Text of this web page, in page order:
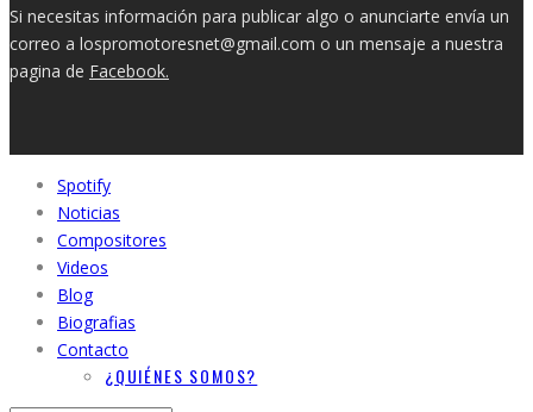
Si necesitas información para publicar algo o anunciarte envía un
correo a lospromotoresnet@gmail.com o un mensaje a nuestra
pagina de Facebook.
Spotify
Noticias
Compositores
Videos
Blog
Biografias
Contacto
¿QUIÉNES SOMOS?